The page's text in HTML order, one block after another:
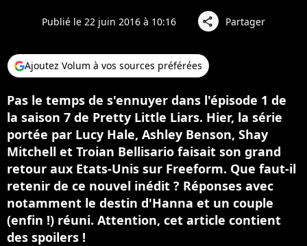
Publié le 22 juin 2016 à 10:16 share Partager
Ajoutez Volum à vos sources préférées
Pas le temps de s'ennuyer dans l'épisode 1 de
la saison 7 de Pretty Little Liars. Hier, la série
portée par Lucy Hale, Ashley Benson, Shay
Mitchell et Troian Bellisario faisait son grand
retour aux Etats-Unis sur Freeform. Que faut-il
retenir de ce nouvel inédit ? Réponses avec
notamment le destin d'Hanna et un couple
(enfin !) réuni. Attention, cet article contient
des spoilers !